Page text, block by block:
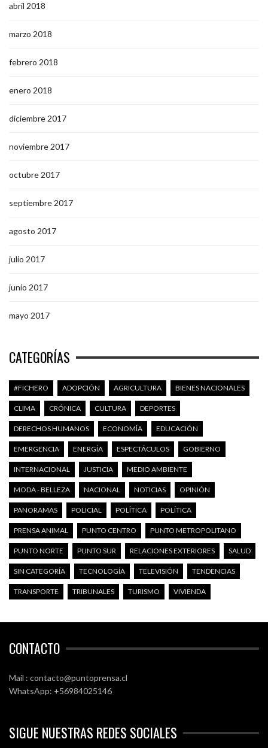
abril 2018
marzo 2018
febrero 2018
enero 2018
diciembre 2017
noviembre 2017
octubre 2017
septiembre 2017
agosto 2017
julio 2017
junio 2017
mayo 2017
CATEGORÍAS
#FICHERO ADOPCIÓN AGRICULTURA BIENES NACIONALES
CLIMA CRÓNICA CULTURA DEPORTES
DERECHOS HUMANOS ECONOMÍA EDUCACIÓN
EMERGENCIA ENERGÍA ESPECTÁCULOS GOBIERNO
INTERNACIONAL JUSTICIA MEDIO AMBIENTE
MODA - BELLEZA NACIONAL NOTICIAS OPINIÓN
PANORAMAS POLICIAL POLÍTICA POLÍTICA
PRENSA ANIMAL PUNTO CENTRO PUNTO METROPOLITANO
PUNTO NORTE PUNTO SUR RELACIONES EXTERIORES SALUD
SIN CATEGORÍA TECNOLOGÍA TELEVISIÓN TENDENCIAS
TRANSPORTE TRIBUNALES TURISMO VIVIENDA
CONTACTO
Mail : contacto@puntoprensa.cl
WhatsApp: +56984025146
SIGUE NUESTRAS REDES SOCIALES